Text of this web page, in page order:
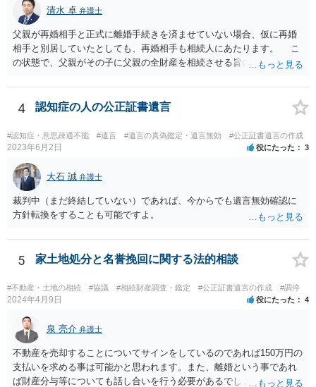
清水 卓 弁護士
父親が再婚相手と正式に離婚手続きを済ませていない場合、仮に再婚
相手と別居していたとしても、再婚相手も相続人にあたります。 こ
の状態で、父親がその子に父親の全財産を相続させる旨の公正証書遺
が、再婚相手の遺留分を侵害しているため、再婚相手から相続人
（子）に対して遺留分侵害額請求権が行使される可能性があります。
お悩みのようであれば、問題の当事者であるお父様本人がお住まい
の地域等の弁護士に直接相談してみるのが望ましいように思います。
【参考】民法 （遺留分侵害額の請求） 第千四十六条 遺留分権利者及
びその承継人は、受遺者（特定財産承継遺言により財産を承継し又は
相続分の指定を受けた相続人を含む。以下この章において同じ。）又
は受贈者に対し、遺留分侵害額に相当する金銭の支払を請求すること
ができる。
4 認知症の人の公正証書遺言
#認知症・意思疎通不能 #遺言 #遺言の真偽鑑定・遺言無効 #公正証書遺言の作成
2023年6月2日 役にたった 3
大石 誠 弁護士
裁判中（まだ終結していない）であれば、今からでも遺言無効確認に
方針転換をすることも可能ですよ。
5 家土地処分と名誉挽回に関する法的相談
#不動産・土地の相続 #協議 #相続財産調査・鑑定 #公正証書遺言の作成 #調停
2024年4月9日 役にたった 4
泉 亮介 弁護士
不動産を売却することについてサインをしているのであれば150万円の
支払いを求める事は可能かと思われます。また、離婚という事であれ
ば財産分与等についても話し合いを行う必要があるでしょう。 細かい